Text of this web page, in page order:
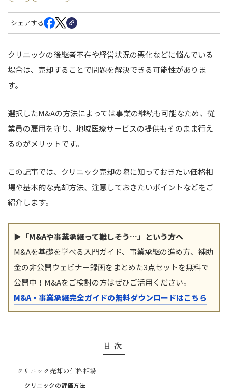
シェアする
クリニックの後継者不在や経営状況の悪化などに悩んでいる
場合は、売却することで問題を解決できる可能性がありま
す。
選択したM&Aの方法によっては事業の継続も可能なため、従
業員の雇用を守り、地域医療サービスの提供もそのまま行え
るのがメリットです。
この記事では、クリニック売却の際に知っておきたい価格相
場や基本的な売却方法、注意しておきたいポイントなどをご
紹介します。
▶「M&Aや事業承継って難しそう…」という方へ
M&Aを基礎を学べる入門ガイド、事業承継の進め方、補助
金の非公開ウェビナー録画をまとめた3点セットを無料で
公開中！M&Aをご検討の方はぜひご活用ください。
M&A・事業承継完全ガイドの無料ダウンロードはこちら
目次
クリニック売却の価格相場
クリニックの評価方法